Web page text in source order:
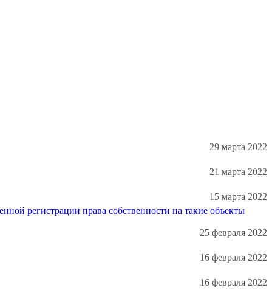
29 марта 2022
21 марта 2022
15 марта 2022
регистрации права собственности на такие объекты
25 февраля 2022
16 февраля 2022
16 февраля 2022